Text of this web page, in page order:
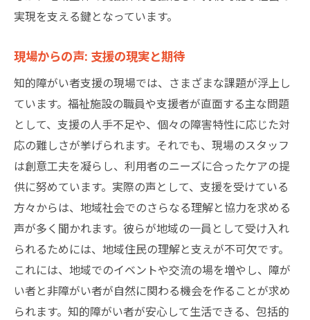
実現を支える鍵となっています。
現場からの声: 支援の現実と期待
知的障がい者支援の現場では、さまざまな課題が浮上し
ています。福祉施設の職員や支援者が直面する主な問題
として、支援の人手不足や、個々の障害特性に応じた対
応の難しさが挙げられます。それでも、現場のスタッフ
は創意工夫を凝らし、利用者のニーズに合ったケアの提
供に努めています。実際の声として、支援を受けている
方々からは、地域社会でのさらなる理解と協力を求める
声が多く聞かれます。彼らが地域の一員として受け入れ
られるためには、地域住民の理解と支えが不可欠です。
これには、地域でのイベントや交流の場を増やし、障が
い者と非障がい者が自然に関わる機会を作ることが求め
られます。知的障がい者が安心して生活できる、包括的